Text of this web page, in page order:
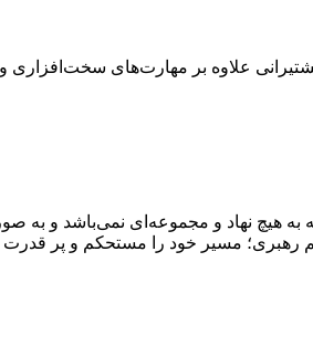
علاوه بر مهارت‌های سخت‌افزاری
به هیچ نهاد و مجموعه‌ای نمی‌‌باشد و به
رهبری؛ مسیر خود را مستحکم و پر قدرت